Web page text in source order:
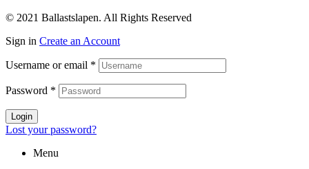
© 2021 Ballastslapen. All Rights Reserved
Sign in Create an Account
Username or email *
Password *
Login
Lost your password?
Menu